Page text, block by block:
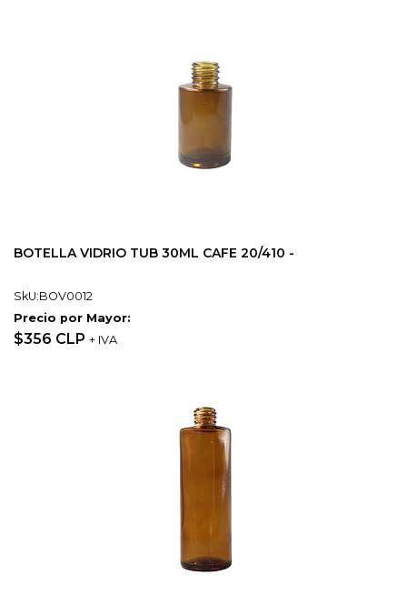
BOTELLA VIDRIO TUB 30ML CAFE 20/410 -
SkU:BOV0012
Precio por Mayor:
$356 CLP + IVA